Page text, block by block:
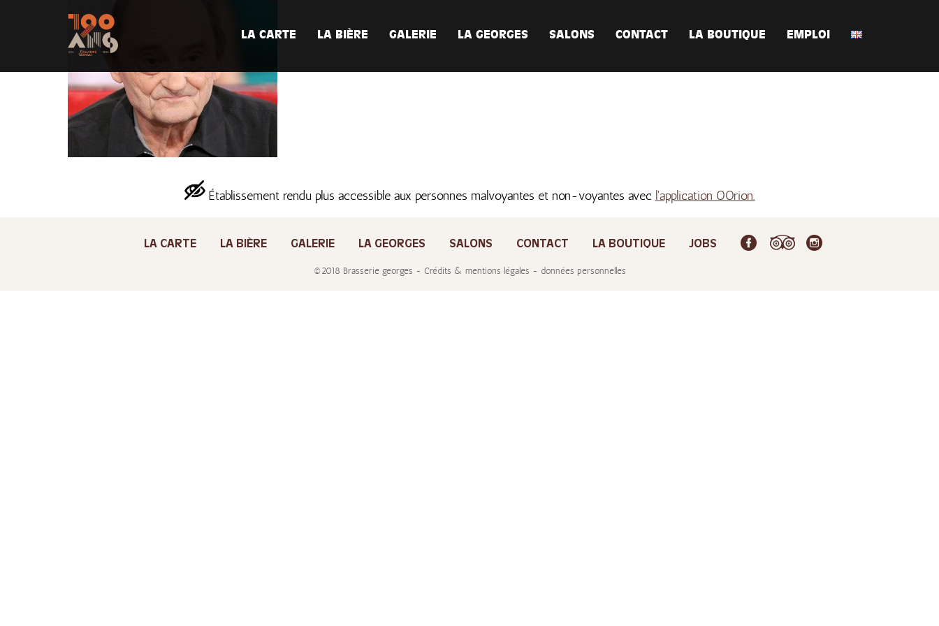
LA CARTE LA BIÈRE GALERIE LA GEORGES SALONS CONTACT LA BOUTIQUE EMPLOI
Établissement rendu plus accessible aux personnes malvoyantes et non-voyantes avec l'application OOrion.
LA CARTE LA BIÈRE GALERIE LA GEORGES SALONS CONTACT LA BOUTIQUE JOBS
©2018 Brasserie georges - Crédits & mentions légales - données personnelles